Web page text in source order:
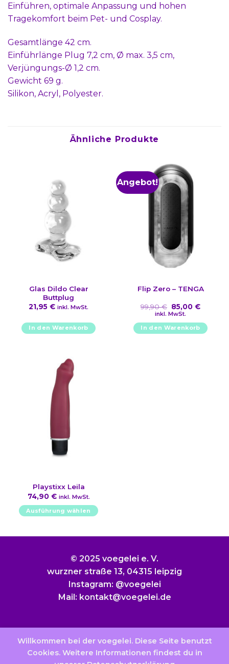
Einführen, optimale Anpassung und hohen
Tragekomfort beim Pet- und Cosplay.
Gesamtlänge 42 cm.
Einführlänge Plug 7,2 cm, Ø max. 3,5 cm,
Verjüngungs-Ø 1,2 cm.
Gewicht 69 g.
Silikon, Acryl, Polyester.
Ähnliche Produkte
Glas Dildo Clear
Buttplug
21,95 € inkl. MwSt.
In den Warenkorb
Angebot!
Flip Zero – TENGA
99,90€ Ursprünglicher
Preis
99,90 €
85,00€
85,00
inkl. MwSt.
In den Warenkorb
Playstixx Leila
74,90 € inkl. MwSt.
Ausführung wählen
Varianten
auf.
Die
Optionen
der
Produktseite
gewählt
© 2025 voegelei e. V.
wurzner straße 13, 04315 leipzig
Instagram: @voegelei
Mail: kontakt@voegelei.de
Kontakt Impressum Jobs Presse
AGB
Datenschutzerklärung
Widerrufsbelehrung
Willkommen bei der voegelei. Diese Seite benutzt
Cookies. Weitere Informationen findest du in